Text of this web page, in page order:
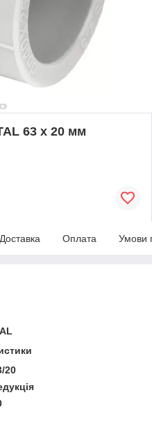
63 x 20 мм
Доставка Оплата Умови
20